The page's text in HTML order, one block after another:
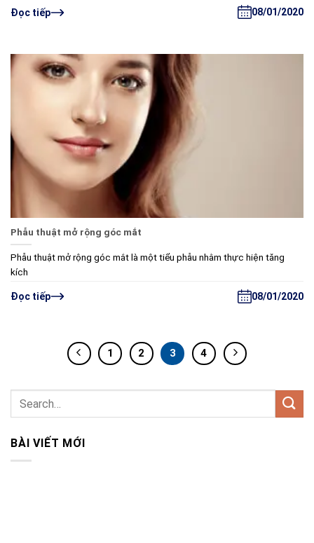
Đọc tiếp 08/01/2020
Phẫu thuật mở rộng góc mắt
Phẫu thuật mở rộng góc mắt là một tiểu phẫu nhằm thực hiện tăng
kích
Đọc tiếp 08/01/2020
1 2 3 4
BÀI VIẾT MỚI